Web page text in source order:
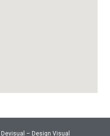
Devisual – Design Visual